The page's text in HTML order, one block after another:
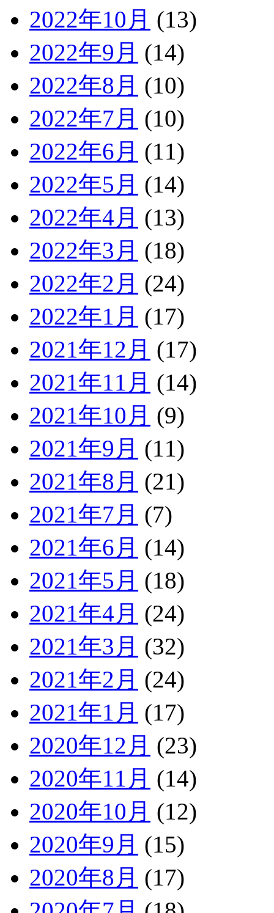
2022年10月 (13)
2022年9月 (14)
2022年8月 (10)
2022年7月 (10)
2022年6月 (11)
2022年5月 (14)
2022年4月 (13)
2022年3月 (18)
2022年2月 (24)
2022年1月 (17)
2021年12月 (17)
2021年11月 (14)
2021年10月 (9)
2021年9月 (11)
2021年8月 (21)
2021年7月 (7)
2021年6月 (14)
2021年5月 (18)
2021年4月 (24)
2021年3月 (32)
2021年2月 (24)
2021年1月 (17)
2020年12月 (23)
2020年11月 (14)
2020年10月 (12)
2020年9月 (15)
2020年8月 (17)